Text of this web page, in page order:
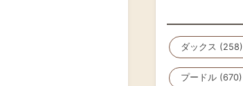
ダックス (258)
プードル (670)